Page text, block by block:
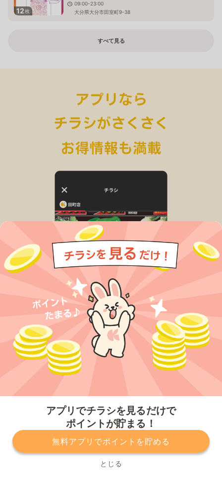
アプリでチラシを見るだけで
ポイントが貯まる！
無料アプリでポイントを貯める
とじる
12枚
09:00-23:00
大分県大分市田室町9-38
すべて見る
プライバシーポリシー 利用規約
運営会社
サービスに関してのお問い合わせ